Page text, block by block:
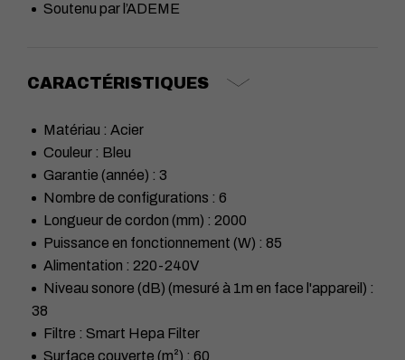
Soutenu par l’ADEME
CARACTÉRISTIQUES
Matériau : Acier
Couleur : Bleu
Garantie (année) : 3
Nombre de configurations : 6
Longueur de cordon (mm) : 2000
Puissance en fonctionnement (W) : 85
Alimentation : 220-240V
Niveau sonore (dB) (mesuré à 1m en face l'appareil) :
38
Filtre : Smart Hepa Filter
Surface couverte (m²) : 60